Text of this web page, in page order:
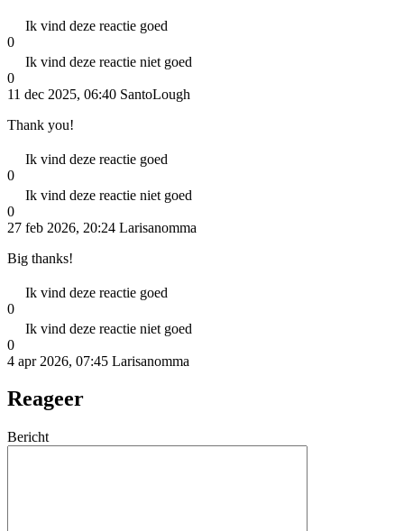
Ik vind deze reactie goed
0
Ik vind deze reactie niet goed
0
11 dec 2025, 06:40 SantoLough
Thank you!
Ik vind deze reactie goed
0
Ik vind deze reactie niet goed
0
27 feb 2026, 20:24 Larisanomma
Big thanks!
Ik vind deze reactie goed
0
Ik vind deze reactie niet goed
0
4 apr 2026, 07:45 Larisanomma
Reageer
Bericht